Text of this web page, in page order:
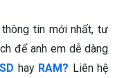
tin mới nhất, tư
để anh em dễ dàng
hay RAM? Liên hệ